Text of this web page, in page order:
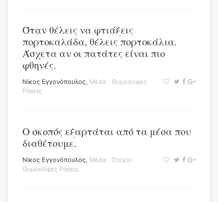
Όταν θέλεις να φτιάξεις
πορτοκαλάδα, θέλεις πορτοκάλια.
Άσχετα αν οι πατάτες είναι πιο
φθηνές.
Νίκος Εγγονόπουλος, Μέσα · Θυμόσοφες
Ρήσεις
Ο σκοπός εξαρτάται από τα μέσα που
διαθέτουμε.
Νίκος Εγγονόπουλος, Μέσα · Στόχοι ·
Θυμόσοφες Ρήσεις